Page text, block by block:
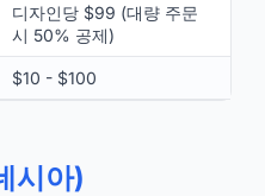
디자인당 $99 (대량 주문
시 50% 공제)
$10 - $100
시아)